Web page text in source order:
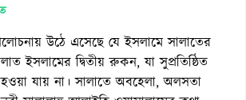
উঠে এসেছে যে ইসলামে সালাতের
ইসলামের দ্বিতীয় রুকন, যা সুপ্রতিষ্ঠিত
যায় না। সালাতে অবহেলা, অলসতা